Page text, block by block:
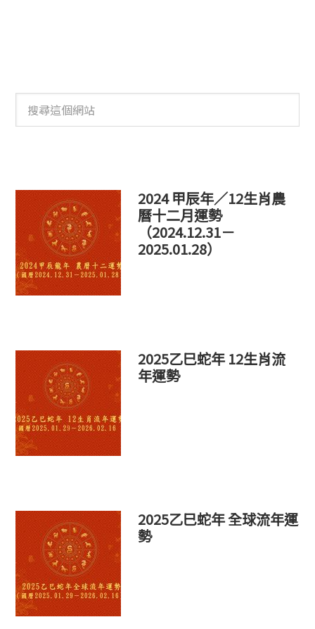
這
2024 甲辰年／12生肖農
曆十二月運勢
（2024.12.31－
2025.01.28）
2025乙巳蛇年 12生肖流
年運勢
2025乙巳蛇年 全球流年運
勢